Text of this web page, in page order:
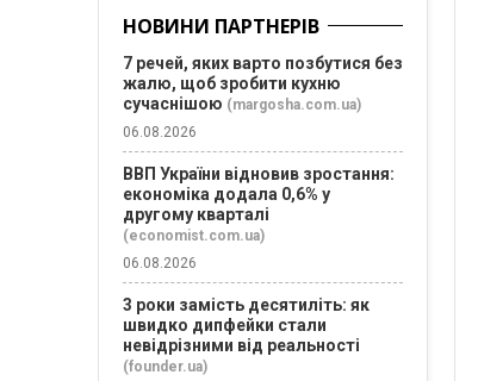
НОВИНИ ПАРТНЕРІВ
7 речей, яких варто позбутися без
жалю, щоб зробити кухню
сучаснішою (margosha.com.ua)
06.08.2026
ВВП України відновив зростання:
економіка додала 0,6% у
другому кварталі
(economist.com.ua)
06.08.2026
3 роки замість десятиліть: як
швидко дипфейки стали
невідрізними від реальності
(founder.ua)